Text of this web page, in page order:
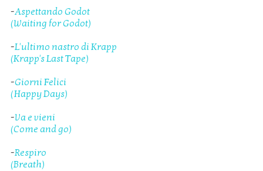
-Aspettando Godot
(Waiting for Godot)
-L'ultimo nastro di Krapp
(Krapp's Last Tape)
-Giorni Felici
(Happy Days)
-Va e vieni
(Come and go)
-Respiro
(Breath)